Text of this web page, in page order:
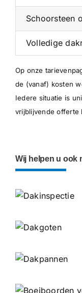
Schoorsteen
Volledige
Op onze
de (vanaf) kosten
Iedere situatie is
vrijblijvende offerte
Wij helpen u ook